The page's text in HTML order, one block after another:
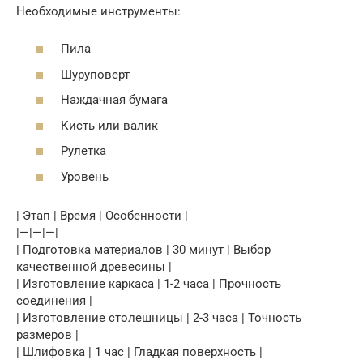
Необходимые инструменты:
Пила
Шуруповерт
Наждачная бумага
Кисть или валик
Рулетка
Уровень
| Этап | Время | Особенности |
|—|—|—|
| Подготовка материалов | 30 минут | Выбор
качественной древесины |
| Изготовление каркаса | 1-2 часа | Прочность
соединения |
| Изготовление столешницы | 2-3 часа | Точность
размеров |
| Шлифовка | 1 час | Гладкая поверхность |